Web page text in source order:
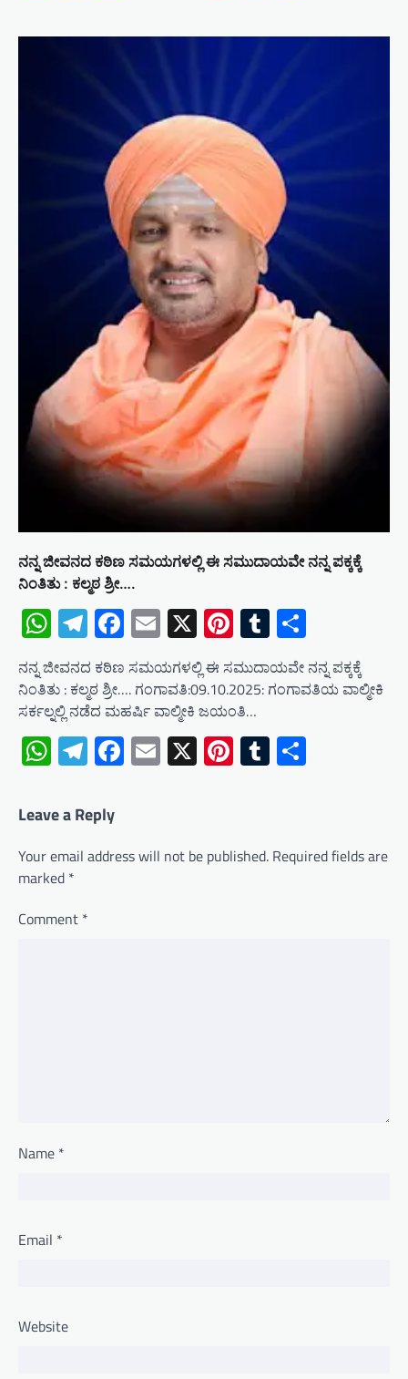
ನನ್ನ ಜೀವನದ ಕಠಿಣ ಸಮಯಗಳಲ್ಲಿ ಈ ಸಮುದಾಯವೇ ನನ್ನ ಪಕ್ಕಕ್ಕೆ
ನಿಂತಿತು : ಕಲ್ಮಠ ಶ್ರೀ….
WhatsApp
Telegram
Facebook
Email
X Pinterest
Tumblr
ನನ್ನ ಜೀವನದ ಕಠಿಣ ಸಮಯಗಳಲ್ಲಿ ಈ ಸಮುದಾಯವೇ ನನ್ನ ಪಕ್ಕಕ್ಕೆ
ನಿಂತಿತು : ಕಲ್ಮಠ ಶ್ರೀ…. ಗಂಗಾವತಿ:09.10.2025: ಗಂಗಾವತಿಯ ವಾಲ್ಮೀಕಿ
ಸರ್ಕಲ್ನಲ್ಲಿ ನಡೆದ ಮಹರ್ಷಿ ವಾಲ್ಮೀಕಿ ಜಯಂತಿ…
WhatsApp
Telegram
Facebook
Email
X Pinterest
Tumblr
Leave a Reply
Your email address will not be published. Required fields are
marked *
Comment *
Name *
Email *
Website